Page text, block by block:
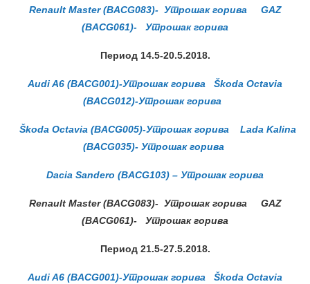
Renault Master (BACG083)- Утрошак горива
GAZ
(BACG061)- Утрошак горива
Период 14.5-20.5.2018.
Audi A6 (BACG001)-Утрошак горива
Škoda Octavia
(BACG012)-Утрошак горива
Škoda Octavia (BACG005)-Утрошак горива
Lada Kalina
(BACG035)- Утрошак горива
Dacia Sandero (BACG103) – Утрошак горива
Renault Master (BACG083)- Утрошак горива GAZ
(BACG061)- Утрошак горива
Период 21.5-27.5.2018.
Audi A6 (BACG001)-Утрошак горива
Škoda Octavia